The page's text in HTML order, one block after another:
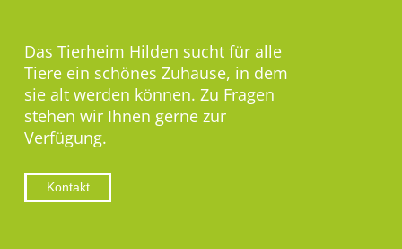
Das Tierheim Hilden sucht für alle
Tiere ein schönes Zuhause, in dem
sie alt werden können. Zu Fragen
stehen wir Ihnen gerne zur
Verfügung.
Kontakt